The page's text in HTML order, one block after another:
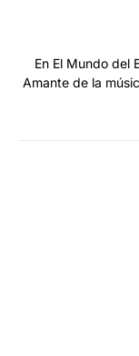
En El Mundo del
Amante de la